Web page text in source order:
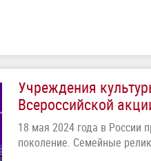
Учреждения
Всероссийской
18 мая 2024 года в России
поколение. Семейные